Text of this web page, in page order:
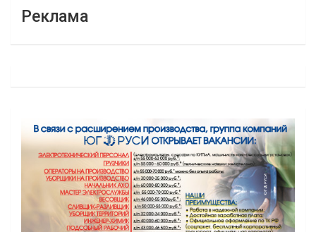
Реклама